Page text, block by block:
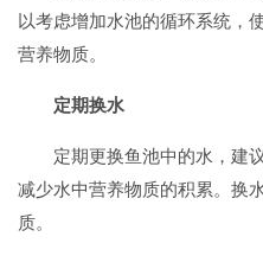
以考虑增加水池的循环系统，
营养物质。
定期换水
定期更换鱼池中的水，建
减少水中营养物质的积累。换
质。